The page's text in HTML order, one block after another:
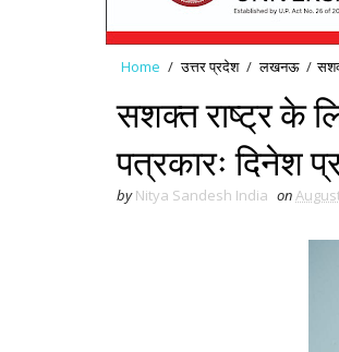
Home / उत्तर प्रदेश / लखनऊ /
सशक्त राष्ट्र के
पत्रकारः दिनेश
by Nitya Sandesh India on